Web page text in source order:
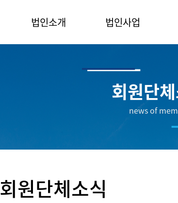
법인소개
인사말
법인소개
조직도
운영위원회
정관
법인사업
해양정책연구소
해양리더아카데미
회원단
news of
회원단체소식